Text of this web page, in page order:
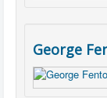
George